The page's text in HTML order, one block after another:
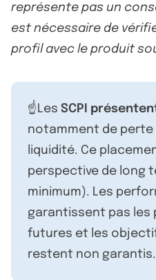
représente pas un
est nécessaire de
profil avec le produit
☝️Les SCPI
notamment de
liquidité. Ce
perspective de long
minimum). Les
garantissent pas les
futures et les
restent non garantis.